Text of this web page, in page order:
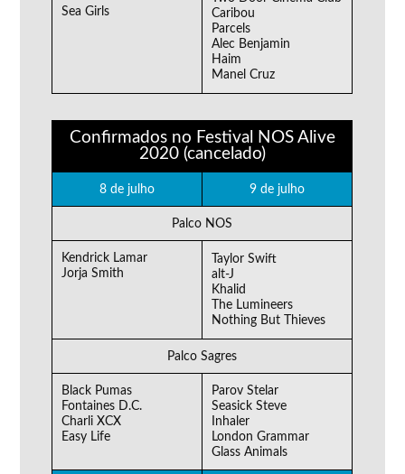
Sea Girls
Caribou
Parcels
Alec Benjamin
Haim
Manel Cruz
Confirmados no Festival NOS Alive
2020 (cancelado)
8 de julho 9 de julho
Palco NOS
Kendrick Lamar
Jorja Smith
Taylor Swift
alt-J
Khalid
The Lumineers
Nothing But Thieves
Palco Sagres
Black Pumas
Fontaines D.C.
Charli XCX
Easy Life
Parov Stelar
Seasick Steve
Inhaler
London Grammar
Glass Animals